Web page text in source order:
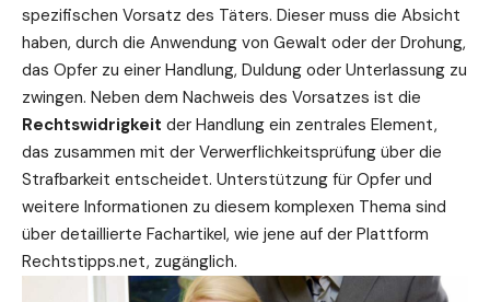
spezifischen Vorsatz des Täters. Dieser muss die Absicht
haben, durch die Anwendung von Gewalt oder der Drohung,
das Opfer zu einer Handlung, Duldung oder Unterlassung zu
zwingen. Neben dem Nachweis des Vorsatzes ist die
Rechtswidrigkeit der Handlung ein zentrales Element,
das zusammen mit der Verwerflichkeitsprüfung über die
Strafbarkeit entscheidet. Unterstützung für Opfer und
weitere Informationen zu diesem komplexen Thema sind
über detaillierte Fachartikel, wie jene auf der Plattform
Rechtstipps.net, zugänglich.